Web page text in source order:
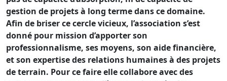
gestion de projets à long terme dans ce domaine.
Afin de briser ce cercle vicieux, l’association s’est
donné pour mission d’apporter son
professionnalisme, ses moyens, son aide financière,
et son expertise des relations humaines à des projets
de terrain. Pour ce faire elle collabore avec des